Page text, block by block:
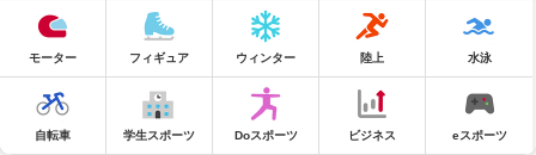
モーター フィギュア ウィンター 陸上 水泳
自転車 学生スポーツ Doスポーツ ビジネス eスポーツ